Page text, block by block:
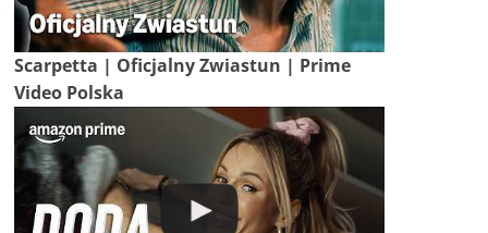
Scarpetta | Oficjalny Zwiastun | Prime
Video Polska